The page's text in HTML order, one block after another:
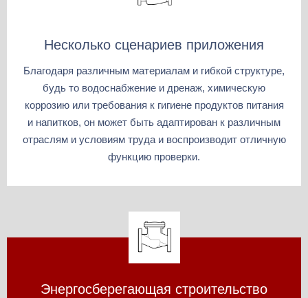
Несколько сценариев приложения
Благодаря различным материалам и гибкой структуре,
будь то водоснабжение и дренаж, химическую
коррозию или требования к гигиене продуктов питания
и напитков, он может быть адаптирован к различным
отраслям и условиям труда и воспроизводит отличную
функцию проверки.
Энергосберегающая строительство